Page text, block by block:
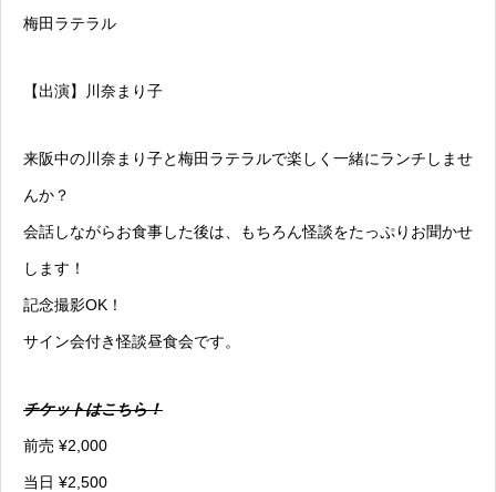
梅田ラテラル
【出演】川奈まり子
来阪中の川奈まり子と梅田ラテラルで楽しく一緒にランチしませ
んか？
会話しながらお食事した後は、もちろん怪談をたっぷりお聞かせ
します！
記念撮影OK！
サイン会付き怪談昼食会です。
チケットはこちら！
前売 ¥2,000
当日 ¥2,500